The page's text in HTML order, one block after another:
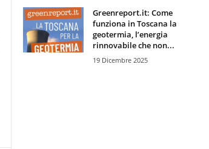
Greenreport.it: Come
funziona in Toscana la
geotermia, l’energia
rinnovabile che non...
19 Dicembre 2025